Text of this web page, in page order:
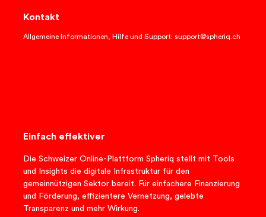
Kontakt
Allgemeine Informationen, Hilfe und Support: support@spheriq.ch
Einfach effektiver
Die Schweizer Online-Plattform Spheriq stellt mit Tools
und Insights die digitale Infrastruktur für den
gemeinnützigen Sektor bereit. Für einfachere Finanzierung
und Förderung, effizientere Vernetzung, gelebte
Transparenz und mehr Wirkung.